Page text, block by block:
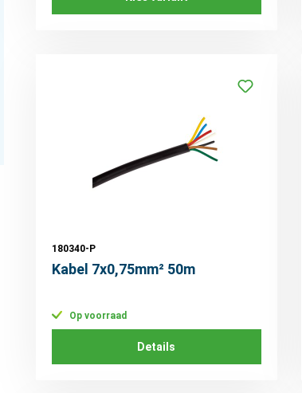
180340-P
Kabel 7x0,75mm² 50m
Op voorraad
Details